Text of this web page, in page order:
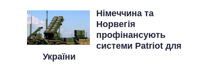
Німеччина та
Норвегія
профінансують
системи Patriot для
України